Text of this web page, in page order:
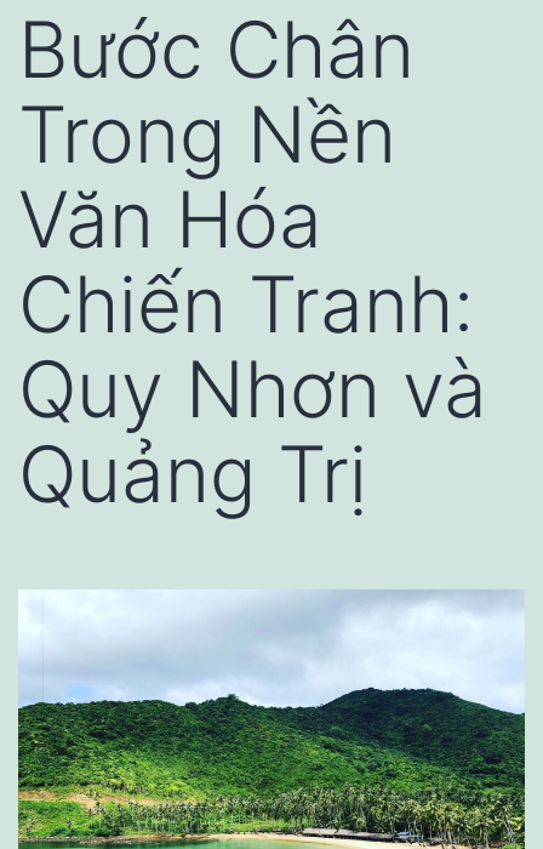
Bước Chân
Trong Nền
Văn Hóa
Chiến Tranh:
Quy Nhơn và
Quảng Trị